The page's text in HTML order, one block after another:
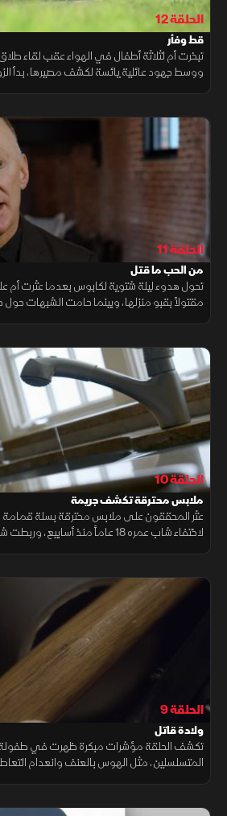
الحلقة 12
قط وفأر
تبخرت أم لثلاثة أطفال في الهواء عقب لقاء
ووسط جهود عائلية يائسة لكشف مصيرها، بدأ
الحلقة 11
من الحب ما قتل
مقتولاً بقبو منزلها، وبينما حامت الشبهات حول
الحلقة 10
ملابس محترقة تكشف جريمة
عثر المحققون على ملابس محترقة بسلة
لاختفاء شاب عمره 18 عاماً منذ
الحلقة 9
ولادة قاتل
تكشف الحلقة مؤشرات مبكرة ظهرت في طفولة
المتسلسلين، مثل الهوس بالعنف وانعدام